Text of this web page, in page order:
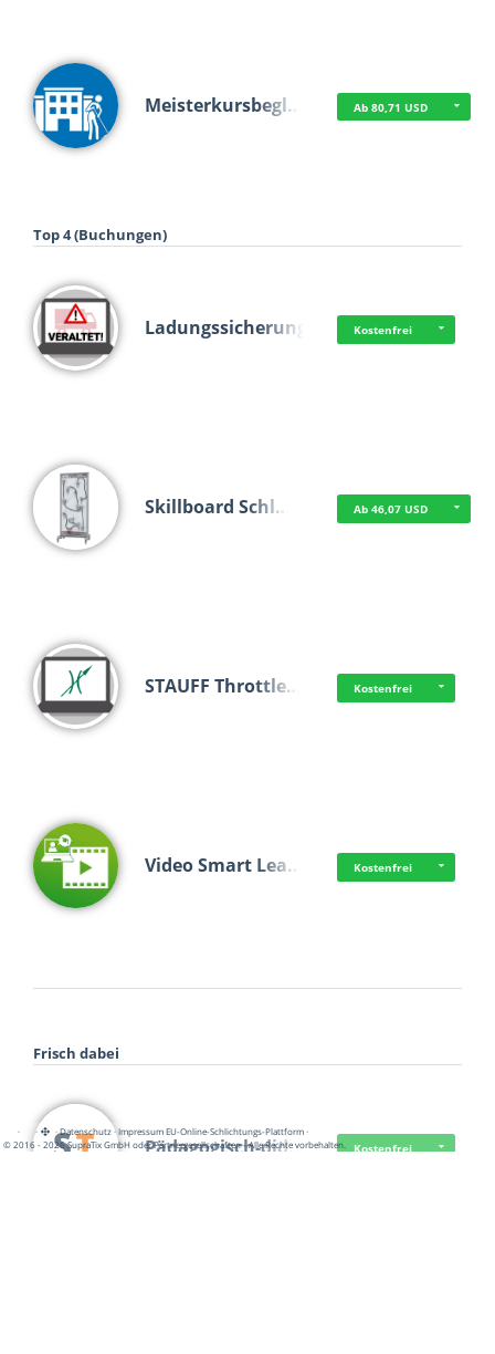
Meisterkursbegl… Ab 80,71 USD
Top 4 (Buchungen)
Ladungssicherung Kostenfrei
Skillboard Schl… Ab 46,07 USD
STAUFF Throttle… Kostenfrei
Video Smart Lea… Kostenfrei
Frisch dabei
Pädagogisch-did… Kostenfrei
· · ·Datenschutz·Impressum EU-Online-Schlichtungs-Plattform·
© 2016 - 2026 SupraTix GmbH oder Partnergesellschaften - Alle Rechte vorbehalten.